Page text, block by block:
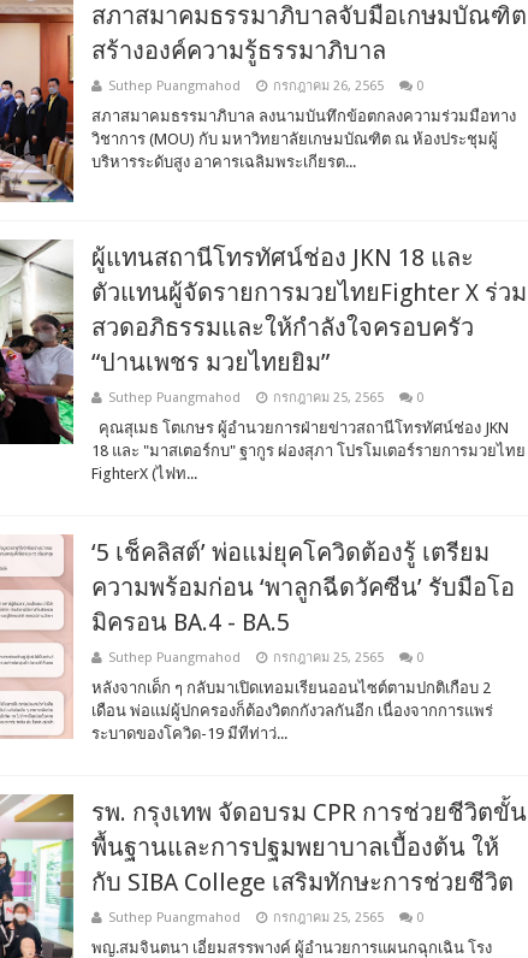
สภาสมาคมธรรมาภิบาลจับมือเกษมบัณฑิต
สร้างองค์ความรู้ธรรมาภิบาล
Suthep Puangmahod กรกฎาคม 26, 2565 0
สภาสมาคมธรรมาภิบาล ลงนามบันทึกข้อตกลงความร่วมมือทาง
วิชาการ (MOU) กับ มหาวิทยาลัยเกษมบัณฑิต ณ ห้องประชุมผู้
บริหารระดับสูง อาคารเฉลิมพระเกียรต...
ผู้แทนสถานีโทรทัศน์ช่อง JKN 18 และ
ตัวแทนผู้จัดรายการมวยไทยFighter X ร่วม
สวดอภิธรรมและให้กำลังใจครอบครัว
“ปานเพชร มวยไทยยิม”
Suthep Puangmahod กรกฎาคม 25, 2565 0
คุณสุเมธ โตเกษร ผู้อำนวยการฝ่ายข่าวสถานีโทรทัศน์ช่อง JKN
18 และ "มาสเตอร์กบ" ฐากูร ผ่องสุภา โปรโมเตอร์รายการมวยไทย
FighterX (ไฟท...
‘5 เช็คลิสต์’ พ่อแม่ยุคโควิดต้องรู้ เตรียม
ความพร้อมก่อน ‘พาลูกฉีดวัคซีน’ รับมือโอ
มิครอน BA.4 - BA.5
Suthep Puangmahod กรกฎาคม 25, 2565 0
หลังจากเด็ก ๆ กลับมาเปิดเทอมเรียนออนไซต์ตามปกติเกือบ 2
เดือน พ่อแม่ผู้ปกครองก็ต้องวิตกกังวลกันอีก เนื่องจากการแพร่
ระบาดของโควิด-19 มีทีท่าว่...
รพ. กรุงเทพ จัดอบรม CPR การช่วยชีวิตขั้น
พื้นฐานและการปฐมพยาบาลเบื้องต้น ให้
กับ SIBA College เสริมทักษะการช่วยชีวิต
Suthep Puangmahod กรกฎาคม 25, 2565 0
พญ.สมจินตนา เอี่ยมสรรพางค์ ผู้อำนวยการแผนกฉุกเฉิน โรง